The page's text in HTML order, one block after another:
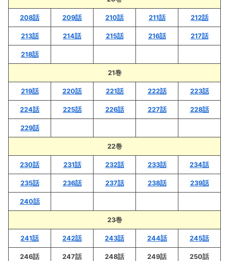
208話 209話 210話 211話 212話
213話 214話 215話 216話 217話
218話
21巻
219話 220話 221話 222話 223話
224話 225話 226話 227話 228話
229話
22巻
230話 231話 232話 233話 234話
235話 236話 237話 238話 239話
240話
23巻
241話 242話 243話 244話 245話
246話 247話 248話 249話 250話